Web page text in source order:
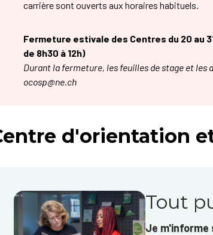
carrière sont ouverts aux horaires habituels.
Fermeture estivale des Centres du 20 au
de 8h30 à 12h)
Durant la fermeture, les feuilles de stage et les
ocosp@ne.ch
d'orientation
Tout
Je